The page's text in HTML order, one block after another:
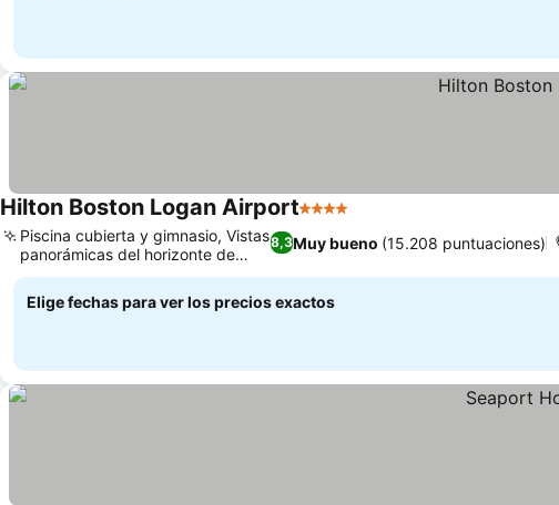
Hilton Boston Logan Airport4 Estrellas
8,3Muy bueno (15.208 puntuaciones)
Piscina cubierta y gimnasio, Vistas
panorámicas del horizonte de
Boston
Elige fechas para ver los precios exactos